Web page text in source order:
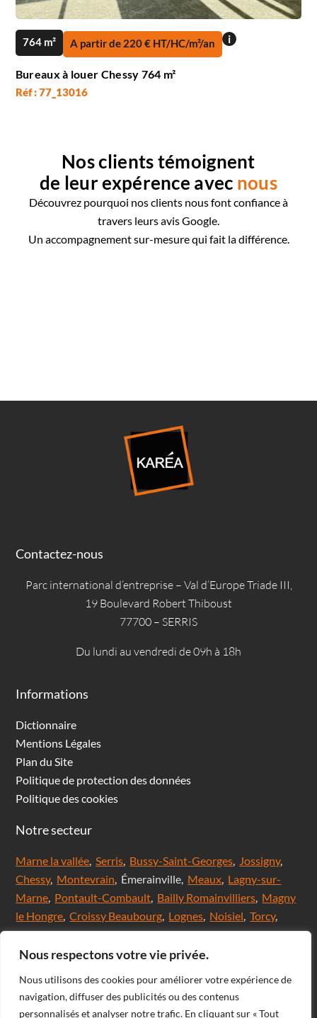
Nous respectons votre vie privée.
Nous utilisons des cookies pour améliorer votre expérience de
navigation, diffuser des publicités ou des contenus
personnalisés et analyser notre trafic. En cliquant sur « Tout
764 m² A partir de 220 € HT/HC/m²/an i
Bureaux à louer Chessy 764 m²
Réf : 77_13016
Nos clients témoignent
de leur expérence avec nous
Découvrez pourquoi nos clients nous font confiance à
travers leurs avis Google.
Un accompagnement sur-mesure qui fait la différence.
Contactez-nous
Parc international d’entreprise – Val d’Europe Triade III,
19 Boulevard Robert Thiboust
77700 – SERRIS
Du lundi au vendredi de 09h à 18h
Informations
Dictionnaire
Mentions Légales
Plan du Site
Politique de protection des données
Politique des cookies
Notre secteur
Marne la vallée Serris Bussy-Saint-Georges Jossigny,
Chessy, Montevrain , Émerainville, Meaux Lagny-sur-
Marne Pontault-Combault Bailly Romainvilliers Magny
le Hongre ,Croissy Beaubourg Lognes Noisiel ,Torcy,
Chanteloup en brie,Saint Thibault des Vignes,Val
d'Europe,Coupvray , Chalifert, Esbly, Thorigny,
comte Robert, Ferrières en Brie, Nangis, Villeneuve-Le-
Comte, Meaux, Mareuil les Meaux, Nanteuil les Meaux,